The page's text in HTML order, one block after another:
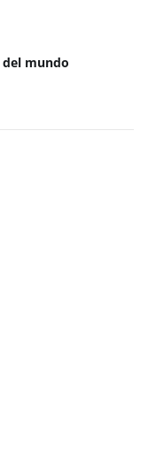
del mundo